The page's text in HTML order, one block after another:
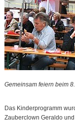
Gemeinsam feiern beim
Das Kinderprogramm
Zauberclown Geraldo